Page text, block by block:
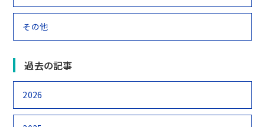
その他
過去の記事
2026